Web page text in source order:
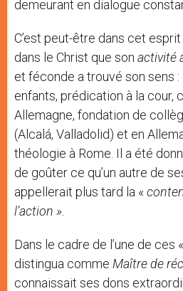
demeurant en dialogue
C’est peut-être dans cet
dans le Christ que son activité
et féconde a trouvé son sens
enfants, prédication à la cour,
Allemagne, fondation de
(Alcalá, Valladolid) et en
théologie à Rome. Il a été
de goûter ce qu’un autre de
appellerait plus tard la «
l’action ».
Dans le cadre de l’une de ces
distingua comme Maître de
connaissait ses dons